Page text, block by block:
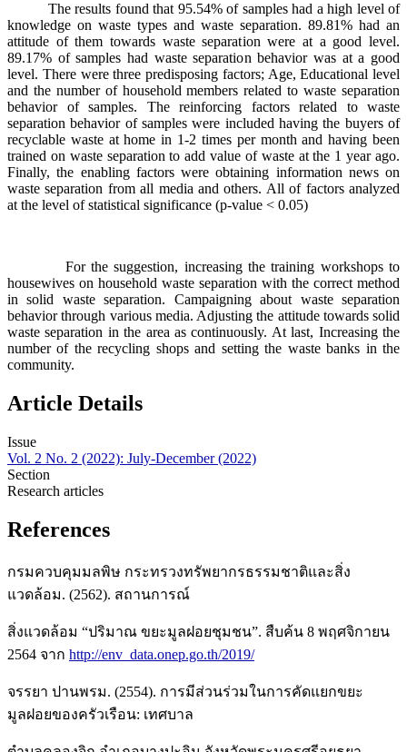
The results found that 95.54% of samples had a high level of
knowledge on waste types and waste separation. 89.81% had an
attitude of them towards waste separation were at a good level.
89.17% of samples had waste separation behavior was at a good
level. There were three predisposing factors; Age, Educational level
and the number of household members related to waste separation
behavior of samples. The reinforcing factors related to waste
separation behavior of samples were included having the buyers of
recyclable waste at home in 1-2 times per month and having been
trained on waste separation to add value of waste at the 1 year ago.
Finally, the enabling factors were obtaining information news on
waste separation from all media and others. All of factors analyzed
at the level of statistical significance (p-value < 0.05)
For the suggestion, increasing the training workshops to
housewives on household waste separation with the correct method
in solid waste separation. Campaigning about waste separation
behavior through various media. Adjusting the attitude towards solid
waste separation in the area as continuously. At last, Increasing the
number of the recycling shops and setting the waste banks in the
community.
Article Details
Issue
Vol. 2 No. 2 (2022): July-December (2022)
Section
Research articles
References
กรมควบคุมมลพิษ กระทรวงทรัพยากรธรรมชาติและสิ่ง
แวดล้อม. (2562). สถานการณ์
สิ่งแวดล้อม “ปริมาณ ขยะมูลฝอยชุมชน”. สืบค้น 8 พฤศจิกายน
2564 จาก http://env_data.onep.go.th/2019/
จรรยา ปานพรม. (2554). การมีส่วนร่วมในการคัดแยกขยะ
มูลฝอยของครัวเรือน: เทศบาล